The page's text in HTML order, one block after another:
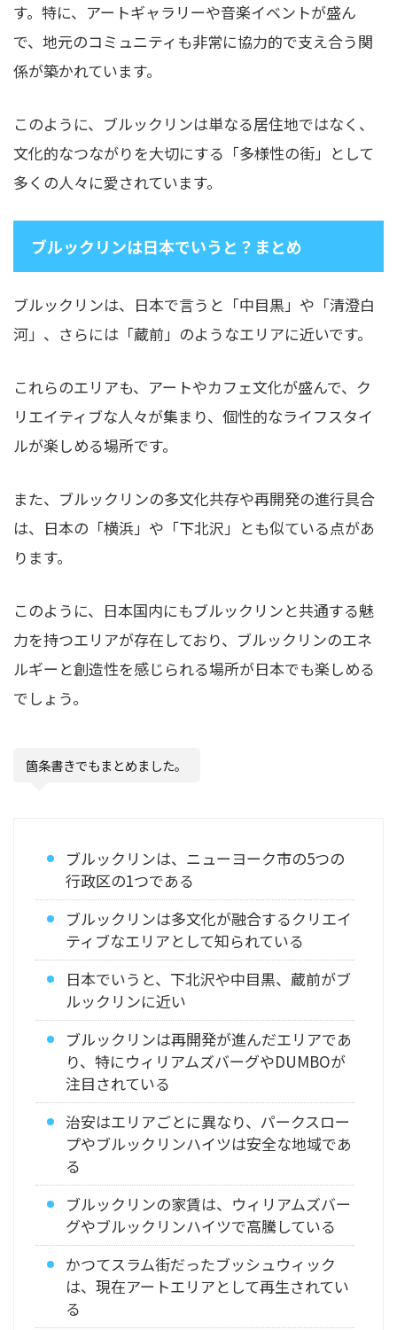
す。特に、アートギャラリーや音楽イベントが盛ん
で、地元のコミュニティも非常に協力的で支え合う関
係が築かれています。
このように、ブルックリンは単なる居住地ではなく、
文化的なつながりを大切にする「多様性の街」として
多くの人々に愛されています。
ブルックリンは日本でいうと？まとめ
ブルックリンは、日本で言うと「中目黒」や「清澄白
河」、さらには「蔵前」のようなエリアに近いです。
これらのエリアも、アートやカフェ文化が盛んで、ク
リエイティブな人々が集まり、個性的なライフスタイ
ルが楽しめる場所です。
また、ブルックリンの多文化共存や再開発の進行具合
は、日本の「横浜」や「下北沢」とも似ている点があ
ります。
このように、日本国内にもブルックリンと共通する魅
力を持つエリアが存在しており、ブルックリンのエネ
ルギーと創造性を感じられる場所が日本でも楽しめる
でしょう。
箇条書きでもまとめました。
ブルックリンは、ニューヨーク市の5つの
行政区の1つである
ブルックリンは多文化が融合するクリエイ
ティブなエリアとして知られている
日本でいうと、下北沢や中目黒、蔵前がブ
ルックリンに近い
ブルックリンは再開発が進んだエリアであ
り、特にウィリアムズバーグやDUMBOが
注目されている
治安はエリアごとに異なり、パークスロー
プやブルックリンハイツは安全な地域であ
る
ブルックリンの家賃は、ウィリアムズバー
グやブルックリンハイツで高騰している
かつてスラム街だったブッシュウィック
は、現在アートエリアとして再生されてい
る